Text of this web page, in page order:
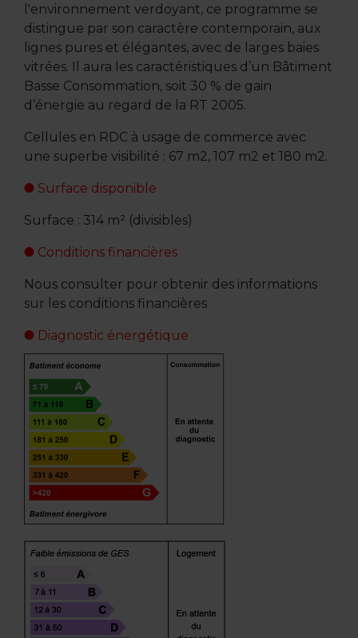
l'environnement verdoyant, ce programme se
distingue par son caractère contemporain, aux
lignes pures et élégantes, avec de larges baies
vitrées. Il aura les caractéristiques d’un Bâtiment
Basse Consommation, soit 30 % de gain
d’énergie au regard de la RT 2005.
Cellules en RDC à usage de commerce avec
une superbe visibilité : 67 m2, 107 m2 et 180 m2.
Surface disponible
Surface : 314 m² (divisibles)
Conditions financières
Nous consulter pour obtenir des informations
sur les conditions financières
Diagnostic énergétique